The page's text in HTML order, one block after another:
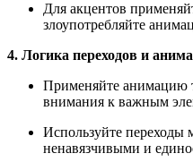
Для акцентов
злоупотребляйте
4. Логика переходов и
Применяйте анимацию
внимания к важным
Используйте переходы
ненавязчивыми и